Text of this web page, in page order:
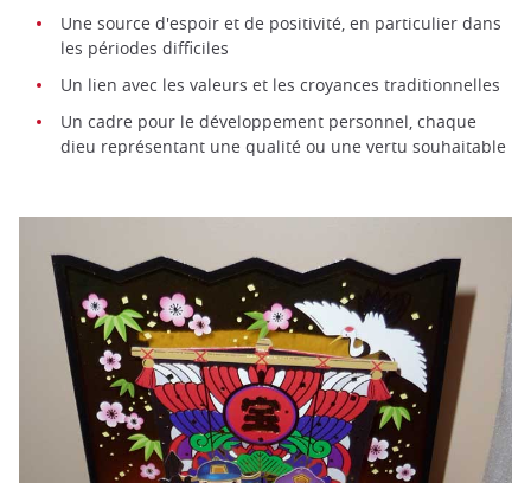
Une source d'espoir et de positivité, en particulier dans
les périodes difficiles
Un lien avec les valeurs et les croyances traditionnelles
Un cadre pour le développement personnel, chaque
dieu représentant une qualité ou une vertu souhaitable